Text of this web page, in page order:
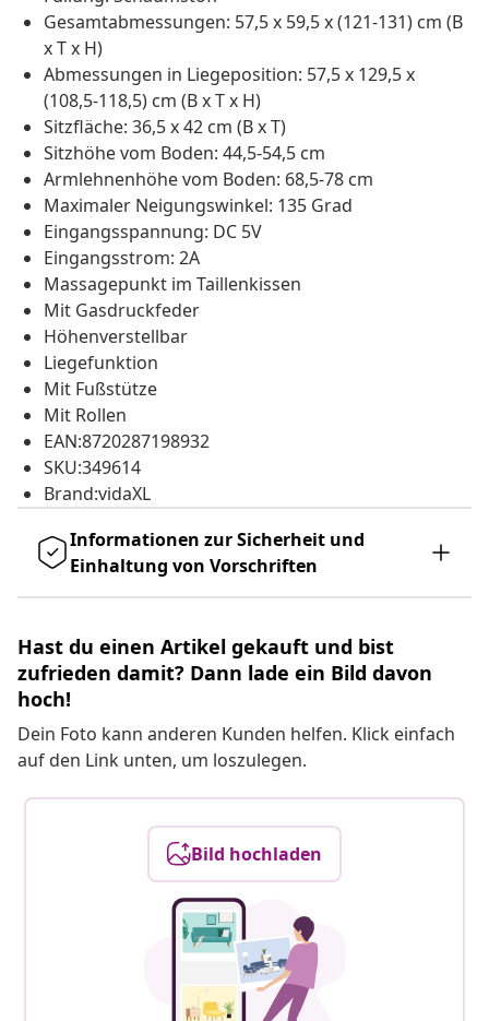
Gesamtabmessungen: 57,5 x 59,5 x (121-131) cm (B
x T x H)
Abmessungen in Liegeposition: 57,5 x 129,5 x
(108,5-118,5) cm (B x T x H)
Sitzfläche: 36,5 x 42 cm (B x T)
Sitzhöhe vom Boden: 44,5-54,5 cm
Armlehnenhöhe vom Boden: 68,5-78 cm
Maximaler Neigungswinkel: 135 Grad
Eingangsspannung: DC 5V
Eingangsstrom: 2A
Massagepunkt im Taillenkissen
Mit Gasdruckfeder
Höhenverstellbar
Liegefunktion
Mit Fußstütze
Mit Rollen
EAN:8720287198932
SKU:349614
Brand:vidaXL
Informationen zur Sicherheit und
Einhaltung von Vorschriften
Hast du einen Artikel gekauft und bist
zufrieden damit? Dann lade ein Bild davon
hoch!
Dein Foto kann anderen Kunden helfen. Klick einfach
auf den Link unten, um loszulegen.
Bild hochladen